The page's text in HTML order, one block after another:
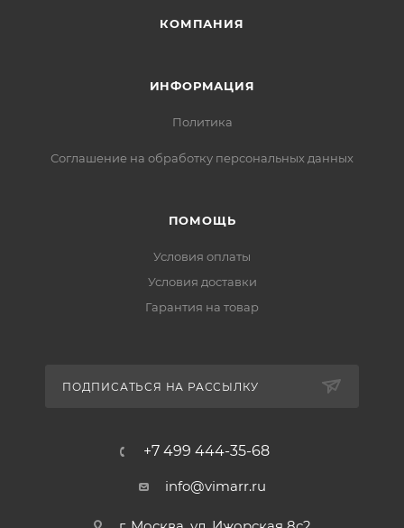
КОМПАНИЯ
ИНФОРМАЦИЯ
Политика
Соглашение на обработку персональных данных
ПОМОЩЬ
Условия оплаты
Условия доставки
Гарантия на товар
ПОДПИСАТЬСЯ НА РАССЫЛКУ
+7 499 444-35-68
info@vimarr.ru